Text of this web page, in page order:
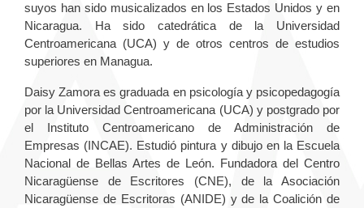
suyos han sido musicalizados en los Estados Unidos y en
Nicaragua. Ha sido catedrática de la Universidad
Centroamericana (UCA) y de otros centros de estudios
superiores en Managua.
Daisy Zamora es graduada en psicología y psicopedagogía
por la Universidad Centroamericana (UCA) y postgrado por
el Instituto Centroamericano de Administración de
Empresas (INCAE). Estudió pintura y dibujo en la Escuela
Nacional de Bellas Artes de León. Fundadora del Centro
Nicaragüense de Escritores (CNE), de la Asociación
Nicaragüense de Escritoras (ANIDE) y de la Coalición de